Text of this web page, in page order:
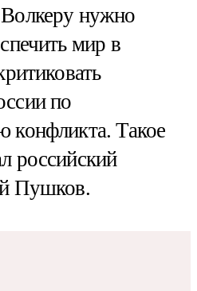
нужно
мир в
по
конфликта. Такое
российский
Пушков.